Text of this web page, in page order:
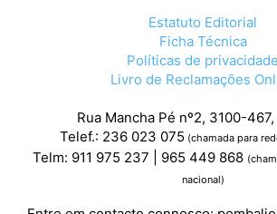
Estatuto Editorial
Ficha Técnica
Políticas de privacidade
Livro de Reclamações
Rua Mancha Pé nº2, 3100-
Telef.: 236 023 075 (chamada para
Telm: 911 975 237 | 965 449 868
nacional)